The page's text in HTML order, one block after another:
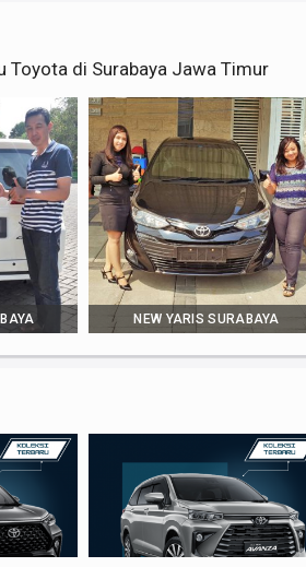
Toyota di Surabaya Jawa Timur
NEW YARIS SURABAYA